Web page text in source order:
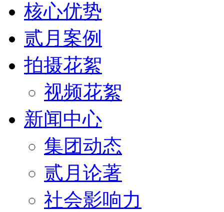
核心优势
贰月案例
拍摄花絮
视频花絮
新闻中心
集团动态
贰月论著
社会影响力